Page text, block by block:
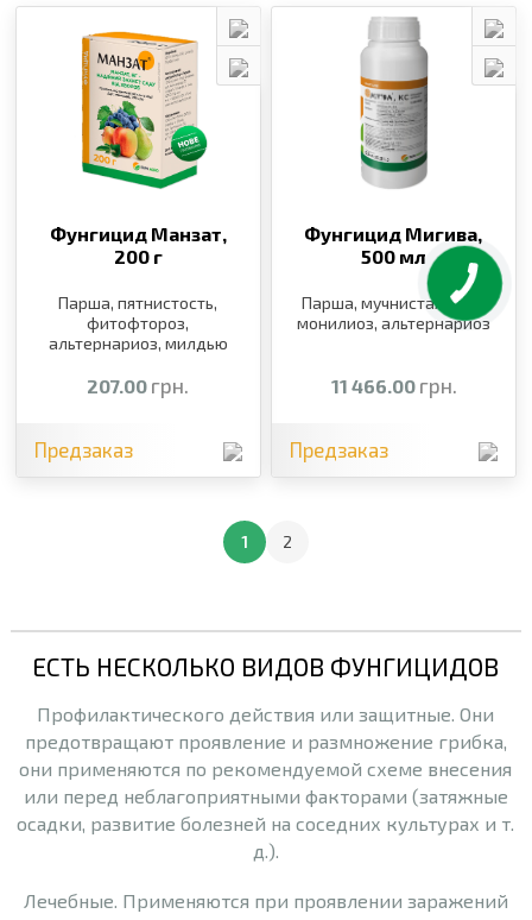
Фунгицид Манзат,
200 г
Парша, пятнистость,
фитофтороз,
альтернариоз, милдью
207.00 грн.
Предзаказ
Фунгицид Мигива,
500 мл
Парша, мучнистая роса,
монилиоз, альтернариоз
11 466.00 грн.
Предзаказ
1 2
ЕСТЬ НЕСКОЛЬКО ВИДОВ ФУНГИЦИДОВ
Профилактического действия или защитные. Они
предотвращают проявление и размножение грибка,
они применяются по рекомендуемой схеме внесения
или перед неблагоприятными факторами (затяжные
осадки, развитие болезней на соседних культурах и т.
д.).
Лечебные. Применяются при проявлении заражений
КНОПКА
ЗВ'ЯЗКУ